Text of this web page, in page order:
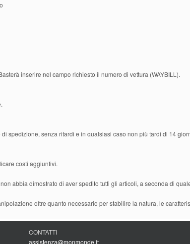
inserire nel campo richiesto il numero di vettura (WAYBILL).
spedizione, senza ritardi e in qualsiasi caso non più tardi di 14
costi aggiuntivi.
abbia dimostrato di aver spedito tutti gli articoli, a seconda di
oltre quanto necessario per stabilire la natura, le
CONTATTI
assistenza@monmonde.it